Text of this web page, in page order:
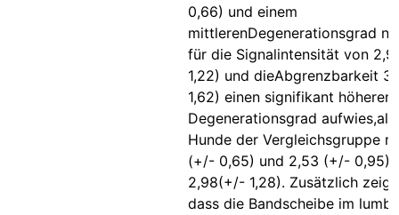
0,66) und einem
mittlerenDegenerationsgrad
für die Signalintensität von
1,22) und dieAbgrenzbarkeit
1,62) einen signifikant höheren
Degenerationsgrad
Hunde der Vergleichsgruppe
(+/- 0,65) und 2,53 (+/- 0,95)
2,98(+/- 1,28). Zusätzlich
dass die Bandscheibe im